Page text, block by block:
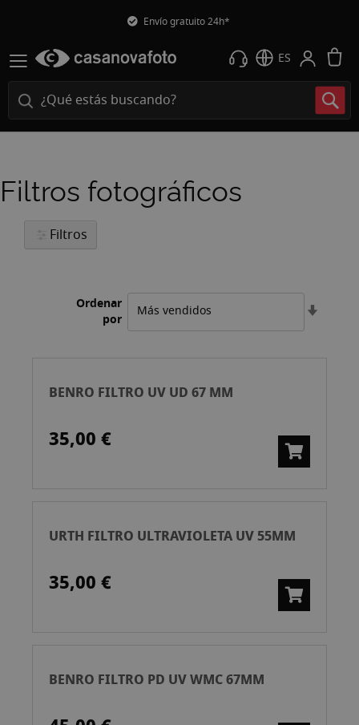
Envío gratuito 24h*
ES
Filtros fotográficos
Filtros
Ordenar
por
BENRO FILTRO UV UD 67 MM
35,00 €
URTH FILTRO ULTRAVIOLETA UV 55MM
35,00 €
BENRO FILTRO PD UV WMC 67MM